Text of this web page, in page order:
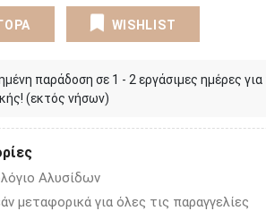
WISHLIST
παράδοση σε 1 - 2 εργάσιμες ημέρες
(εκτός νήσων)
Αλυσίδων
μεταφορικά για όλες τις παραγγελίες